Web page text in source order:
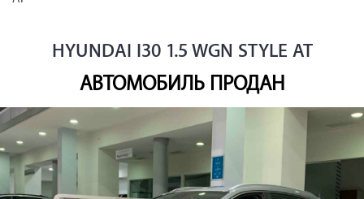
HYUNDAI I30 1.5 WGN STYLE AT
АВТОМОБИЛЬ ПРОДАН